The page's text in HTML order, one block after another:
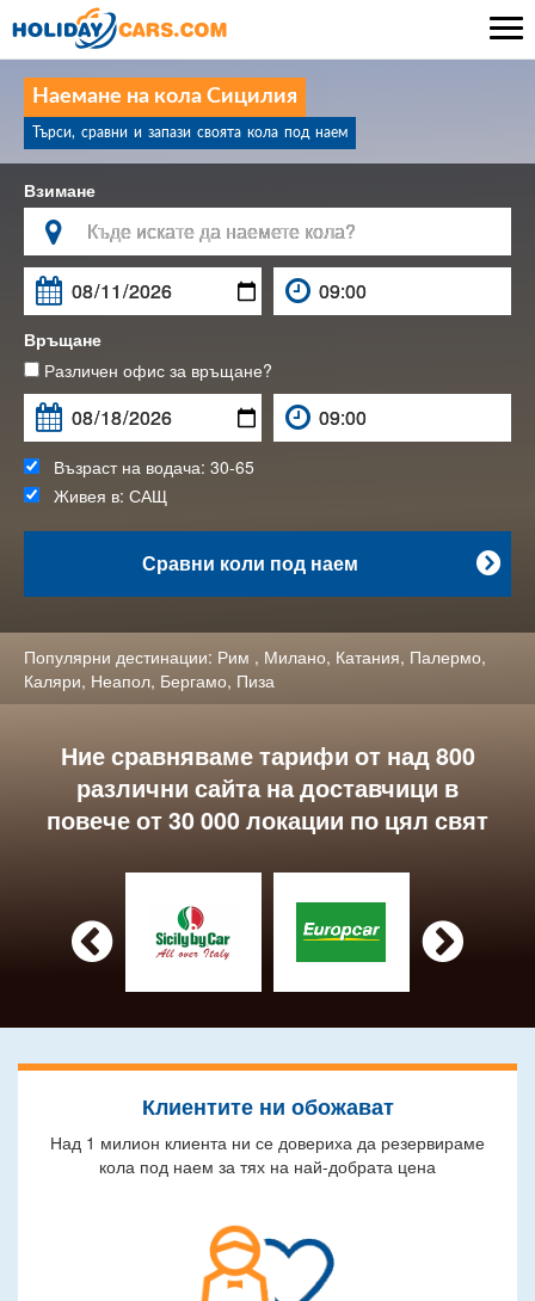
Наемане на кола Сицилия
Търси, сравни и запази своята кола под наем
Взимане


Връщане
Различен офис за връщане?
Възраст на водача: 30-65
Живея в: САЩ

Сравни коли под наем
Популярни дестинации: Рим , Милано, Катания, Палермо,
Каляри, Неапол, Бергамо, Пиза
Ние сравняваме тарифи от над 800
различни сайта на доставчици в
повече от 30 000 локации по цял свят
 
Клиентите ни обожават
Над 1 милион клиента ни се довериха да резервираме
кола под наем за тях на най-добрата цена